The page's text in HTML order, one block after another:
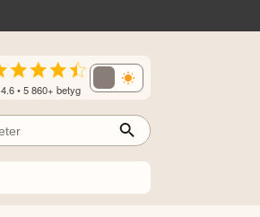
4.6 • 5 860+ betyg